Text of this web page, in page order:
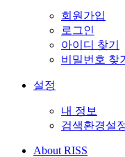
회원가입
로그인
아이디 찾기
비밀번호 찾기
설정
내 정보
검색환경설
About RISS